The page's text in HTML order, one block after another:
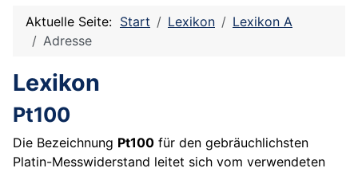
Aktuelle Seite: Start Lexikon
Lexikon A
Adresse
Lexikon
Pt100
Die Bezeichnung Pt100 für den gebräuchlichsten
Platin-Messwiderstand leitet sich vom verwendeten